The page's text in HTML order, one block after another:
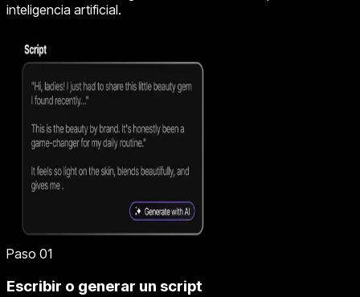
inteligencia artificial.
Paso 01
Escribir o generar un script